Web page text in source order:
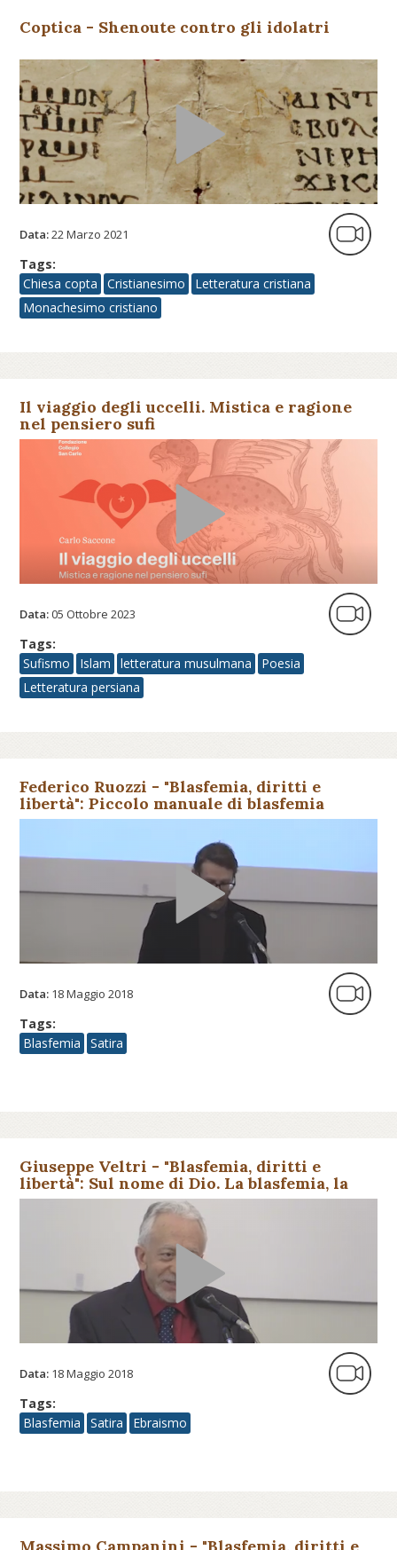
Coptica - Shenoute contro gli idolatri
Data:22 Marzo 2021
Tags:
Chiesa copta
Cristianesimo
Letteratura cristiana
Monachesimo cristiano
Il viaggio degli uccelli. Mistica e ragione
nel pensiero sufi
Data:05 Ottobre 2023
Tags:
Sufismo
Islam letteratura musulmana
Poesia
Letteratura persiana
Federico Ruozzi - "Blasfemia, diritti e
libertà": Piccolo manuale di blasfemia
audiovisiva. Dal Mistero Bu...
Data: 18 Maggio 2018
Tags:
Blasfemia
Satira
Giuseppe Veltri - "Blasfemia, diritti e
libertà": Sul nome di Dio. La blasfemia, la
presenza di Dio e lo s...
Data: 18 Maggio 2018
Tags:
Blasfemia
Satira Ebraismo